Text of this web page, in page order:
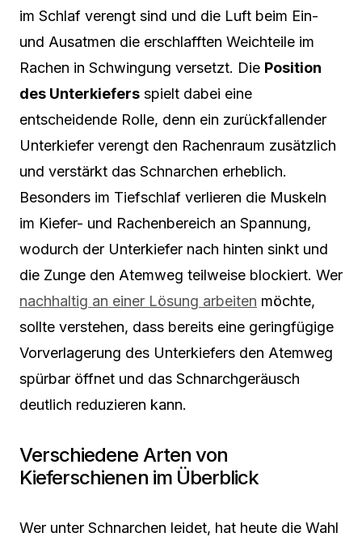
im Schlaf verengt sind und die Luft beim Ein-
und Ausatmen die erschlafften Weichteile im
Rachen in Schwingung versetzt. Die Position
des Unterkiefers spielt dabei eine
entscheidende Rolle, denn ein zurückfallender
Unterkiefer verengt den Rachenraum zusätzlich
und verstärkt das Schnarchen erheblich.
Besonders im Tiefschlaf verlieren die Muskeln
im Kiefer- und Rachenbereich an Spannung,
wodurch der Unterkiefer nach hinten sinkt und
die Zunge den Atemweg teilweise blockiert. Wer
nachhaltig an einer Lösung arbeiten möchte,
sollte verstehen, dass bereits eine geringfügige
Vorverlagerung des Unterkiefers den Atemweg
spürbar öffnet und das Schnarchgeräusch
deutlich reduzieren kann.
Verschiedene Arten von
Kieferschienen im Überblick
Wer unter Schnarchen leidet, hat heute die Wahl